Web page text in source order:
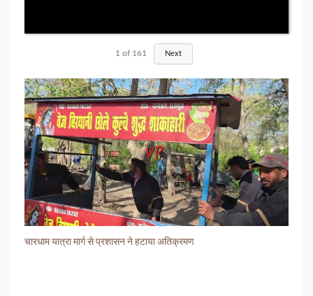
1 of 161 Next
चारधाम यात्रा मार्ग से प्रशासन ने हटाया अतिक्रमण